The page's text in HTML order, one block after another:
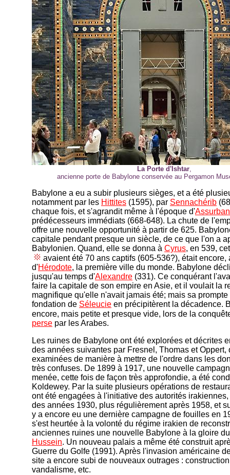
La Porte d'Ishtar,
ancienne porte de Babylone conservée au Pergamon
Babylone a eu a subir plusieurs sièges, et a été
notamment par les Hittites (1595), par Sennachérib
chaque fois, et s'agrandit même à l'époque d'
prédécesseurs immédiats (668-648). La chute de
offre une nouvelle opportunité à partir de 625.
capitale pendant presque un siècle, de ce que l'on a
Babylonien. Quand, elle se donna à Cyrus, en 539,
avaient été 70 ans captifs (605-536?), était encore,
d'Hérodote, la première ville du monde. Babylone
jusqu'au temps d'Alexandre (331). Ce conquérant
faire la capitale de son empire en Asie, et il voulait la
magnifique qu'elle n'avait jamais été; mais sa prompte
fondation de Séleucie en précipitèrent la décadence.
encore, mais petite et presque vide, lors de la
perse par les Arabes.
Les ruines de Babylone ont été explorées et décrites
des années suivantes par Fresnel, Thomas et Oppert,
examinées de manière à mettre de l'ordre dans les
très confuses. De 1899 à 1917, une nouvelle
menée, cette fois de façon très approfondie, a été
Koldewey. Par la suite plusieurs opérations de
ont été engagées à l'initiative des autorités
des années 1930, plus régulièrement après 1958, et
y a encore eu une dernière campagne de fouilles en
s'est heurtée à la volonté du régime irakien de
anciennes ruines une nouvelle Babylone à la gloire
Hussein. Un nouveau palais a même été construit
Guerre du Golfe (1991). Après l'invasion américaine
site a encore subi de nouveaux outrages :
vandalisme, etc.